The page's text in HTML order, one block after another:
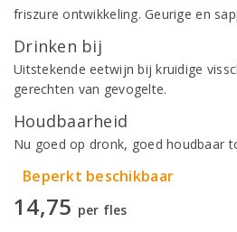
friszure ontwikkeling. Geurige en
Drinken bij
Uitstekende eetwijn bij kruidige
gerechten van gevogelte.
Houdbaarheid
Nu goed op dronk, goed houdbaar
Beperkt beschikbaar
14,75 per fles